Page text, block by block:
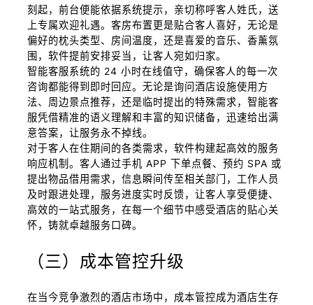
刻起，前台便能依据系统提示，亲切称呼客人姓氏，送
上专属欢迎礼遇。客房布置更是贴合客人喜好，无论是
偏好的枕头类型、房间温度，还是喜爱的音乐、香薰氛
围，软件提前安排妥当，让客人宛如归家。
智能客服系统的 24 小时在线值守，确保客人的每一次
咨询都能得到即时回应。无论是询问酒店设施使用方
法、周边景点推荐，还是临时提出的特殊需求，智能客
服凭借精准的语义理解和丰富的知识储备，迅速给出满
意答案，让服务永不掉线。
对于客人在住期间的各类需求，软件构建起高效的服务
响应机制。客人通过手机 APP 下单点餐、预约 SPA 或
提出物品借用需求，信息瞬间传至相关部门，工作人员
及时跟进处理，服务进度实时反馈，让客人享受便捷、
高效的一站式服务，在每一个细节中感受酒店的贴心关
怀，铸就卓越服务口碑。
（三）成本管控升级
在当今竞争激烈的酒店市场中，成本管控成为酒店生存